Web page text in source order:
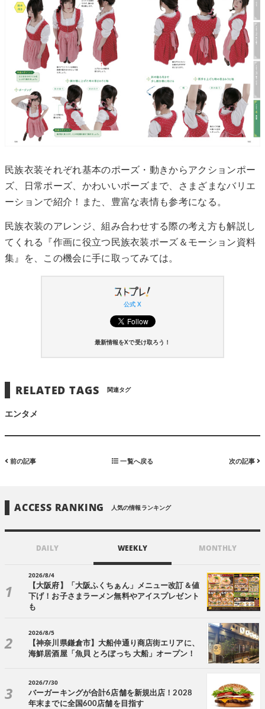
民族衣装それぞれ基本のポーズ・動きからアクションポー
ズ、日常ポーズ、かわいいポーズまで、さまざまなバリエ
ーションで紹介！また、豊富な表情も参考になる。
民族衣装のアレンジ、組み合わせする際の考え方も解説し
てくれる『作画に役立つ民族衣装ポーズ＆モーション資料
集』を、この機会に手に取ってみては。
公式 X
最新情報をXで受け取ろう！
RELATED TAGS 関連タグ
エンタメ
前の記事 一覧へ戻る 次の記事
ACCESS RANKING 人気の情報ランキング
DAILY WEEKLY MONTHLY
2026/8/4
【大阪府】「大阪ふくちぁん」メニュー改訂＆値
下げ！お子さまラーメン無料やアイスプレゼント
も
2026/8/5
【神奈川県鎌倉市】大船仲通り商店街エリアに、
海鮮居酒屋「魚貝 とろぼっち 大船」オープン！
2026/7/30
バーガーキングが合計6店舗を新規出店！2028
年末までに全国600店舗を目指す